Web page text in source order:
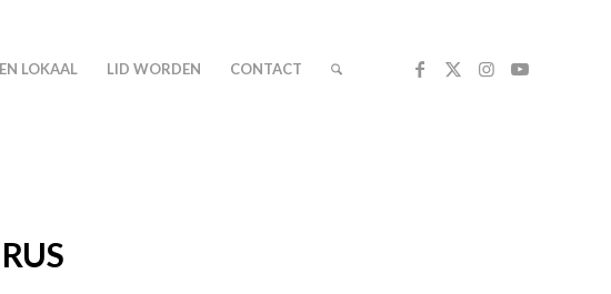
LOKAAL LID WORDEN CONTACT